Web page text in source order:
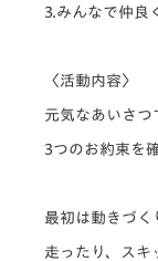
3.みんなで仲良
〈活動内容〉
元気なあいさつ
3つのお約束を
最初は動きづく
走ったり、スキ